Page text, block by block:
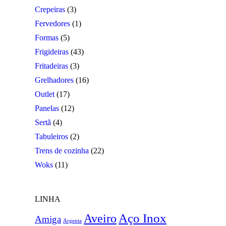
Crepeiras (3)
Fervedores (1)
Formas (5)
Frigideiras (43)
Fritadeiras (3)
Grelhadores (16)
Outlet (17)
Panelas (12)
Sertã (4)
Tabuleiros (2)
Trens de cozinha (22)
Woks (11)
LINHA
Amiga Argenta Aveiro Aço Inox